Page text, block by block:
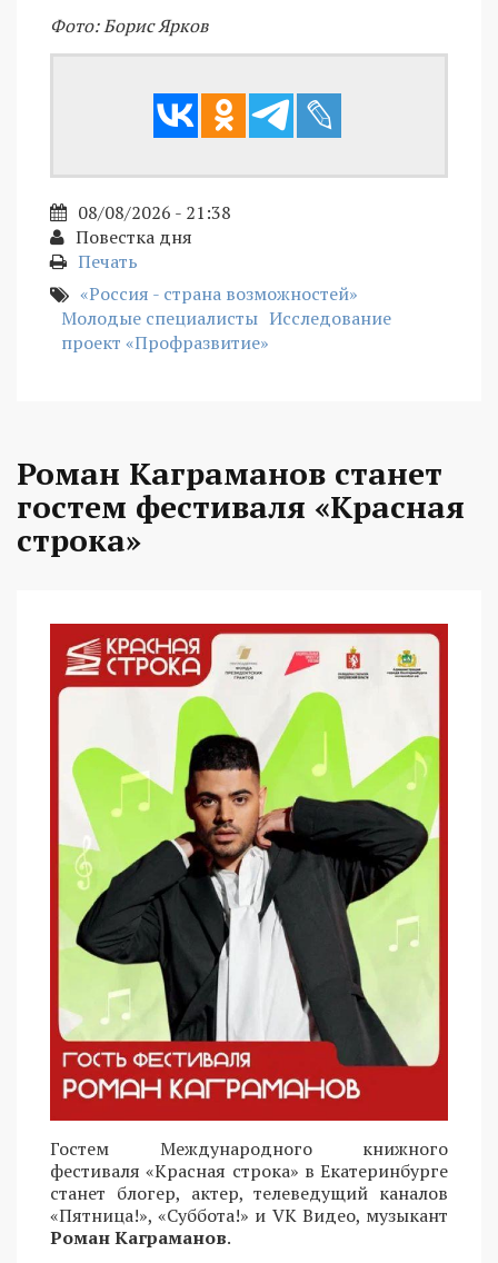
Фото: Борис Ярков
08/08/2026 - 21:38
Повестка дня
Печать
«Россия - страна возможностей»
Молодые специалисты Исследование
проект «Профразвитие»
Роман Каграманов станет
гостем фестиваля «Красная
строка»
Гостем Международного книжного
фестиваля «Красная строка» в Екатеринбурге
станет блогер, актер, телеведущий каналов
«Пятница!», «Суббота!» и VK Видео, музыкант
Роман Каграманов.